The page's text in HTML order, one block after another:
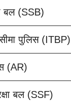
बल (SSB)
पुलिस (ITBP)
(AR)
बल (SSF)